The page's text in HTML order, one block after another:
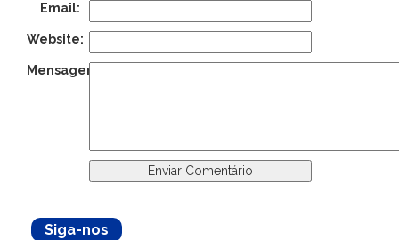
Email:
Website:
Mensagem:
Siga-nos